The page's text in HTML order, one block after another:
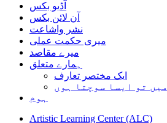
آڈیو بکس
آن لائن بکس
نشر واشاعت
میری حکمت عملی
میرے مقاصد
ہمارے متعلق
ایک مختصر تعارف
میں تو ایسا سوچتا ہوں
ہوم
Artistic Learning Center (ALC)